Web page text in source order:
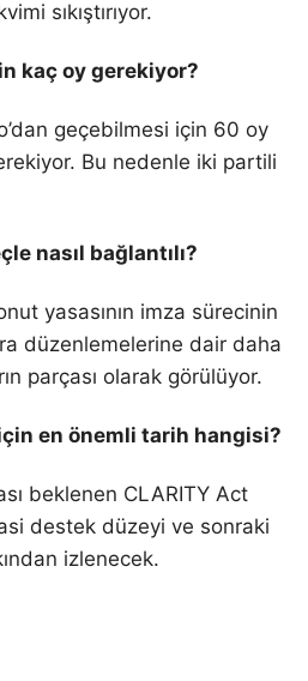
sıkıştırıyor.
kaç oy gerekiyor?
geçebilmesi için 60 oy
Bu nedenle iki partili
nasıl bağlantılı?
yasasının imza sürecinin
düzenlemelerine dair daha
parçası olarak görülüyor.
en önemli tarih hangisi?
beklenen CLARITY Act
destek düzeyi ve sonraki
izlenecek.